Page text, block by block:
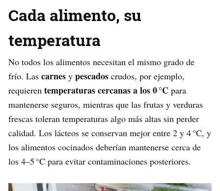
Cada alimento, su
temperatura
No todos los alimentos necesitan el mismo grado de
frío. Las carnes y pescados crudos, por ejemplo,
requieren temperaturas cercanas a los 0 °C para
mantenerse seguros, mientras que las frutas y verduras
frescas toleran temperaturas algo más altas sin perder
calidad. Los lácteos se conservan mejor entre 2 y 4 °C, y
los alimentos cocinados deberían mantenerse cerca de
los 4–5 °C para evitar contaminaciones posteriores.